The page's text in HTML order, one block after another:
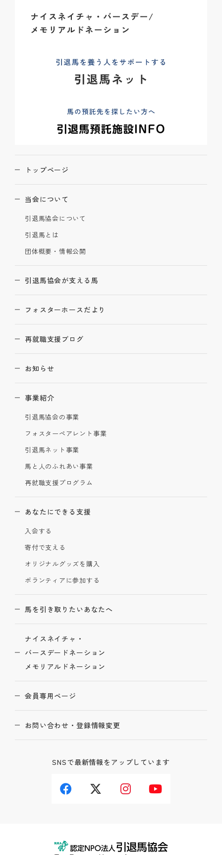
トップページ
当会について
引退馬協会について
引退馬とは
団体概要・情報公開
引退馬協会が支える馬
フォスターホースだより
再就職支援ブログ
お知らせ
事業紹介
引退馬協会の事業
フォスターペアレント事業
引退馬ネット事業
馬と人のふれあい事業
再就職支援プログラム
あなたにできる支援
入会する
寄付で支える
オリジナルグッズを購入
ボランティアに参加する
馬を引き取りたいあなたへ
ナイスネイチャ・
バースデードネーション
メモリアルドネーション
会員専用ページ
お問い合わせ・登録情報変更
SNSで最新情報をアップしています